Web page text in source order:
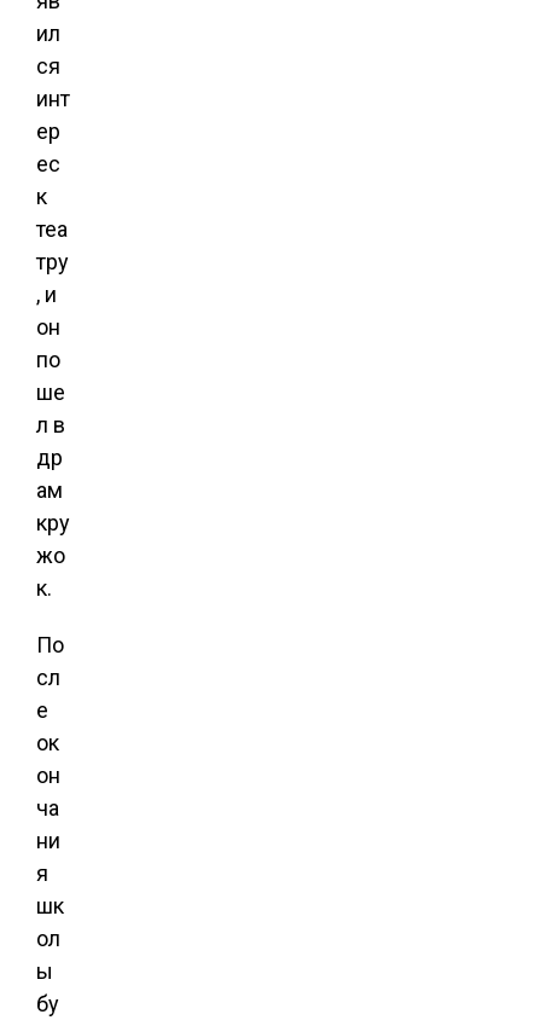
ил
ся
инт
ер
ес
к
теа
тру
, и
он
по
ше
л в
др
ам
кру
жо
к.
По
сл
е
ок
он
ча
ни
я
шк
ол
ы
бу